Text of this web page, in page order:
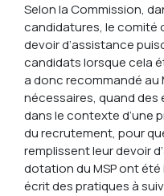
Selon la Commission,
candidatures, le comité
devoir d’assistance
candidats lorsque cela
a donc recommandé au
nécessaires, quand
dans le contexte d’une
du recrutement, pour
remplissent leur devoir
dotation du MSP ont
écrit des pratiques à